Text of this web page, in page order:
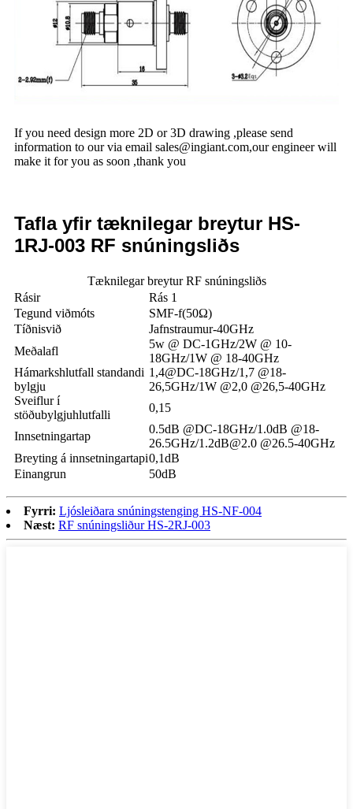
If you need design more 2D or 3D drawing ,please send
information to our via email sales@ingiant.com,our engineer will
make it for you as soon ,thank you
Tafla yfir tæknilegar breytur HS-
1RJ-003 RF snúningsliðs
Tæknilegar breytur RF snúningsliðs
Rásir
Rás 1
Tegund viðmóts
SMF-f(50Ω)
Tíðnisvið
Jafnstraumur-40GHz
Meðalafl
5w @ DC-1GHz/2W @ 10-
18GHz/1W @ 18-40GHz
Hámarkshlutfall standandi
bylgju
1,4@DC-18GHz/1,7 @18-
26,5GHz/1W @2,0 @26,5-40GHz
Sveiflur í
stöðubylgjuhlutfalli
0,15
Innsetningartap
0.5dB @DC-18GHz/1.0dB @18-
26.5GHz/1.2dB@2.0 @26.5-40GHz
Breyting á innsetningartapi0,1dB
Einangrun
50dB
Fyrri: Ljósleiðara snúningstenging HS-NF-004
Næst: RF snúningsliður HS-2RJ-003